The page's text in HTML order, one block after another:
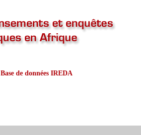
Base de données IREDA